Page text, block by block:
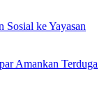
Sosial ke Yayasan
Amankan Terduga